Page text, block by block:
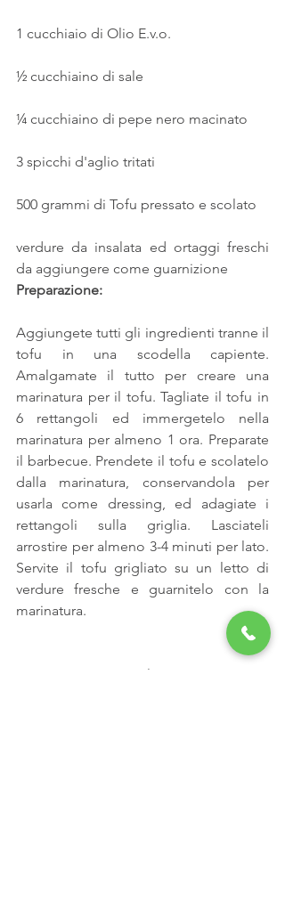
1 cucchiaio di Olio E.v.o.
½ cucchiaino di sale
¼ cucchiaino di pepe nero macinato
3 spicchi d'aglio tritati
500 grammi di Tofu pressato e scolato
verdure da insalata ed ortaggi freschi
da aggiungere come guarnizione
Preparazione:
Aggiungete tutti gli ingredienti tranne il
tofu in una scodella capiente.
Amalgamate il tutto per creare una
marinatura per il tofu. Tagliate il tofu in
6 rettangoli ed immergetelo nella
marinatura per almeno 1 ora. Preparate
il barbecue. Prendete il tofu e scolatelo
dalla marinatura, conservandola per
usarla come dressing, ed adagiate i
rettangoli sulla griglia. Lasciateli
arrostire per almeno 3-4 minuti per lato.
Servite il tofu grigliato su un letto di
verdure fresche e guarnitelo con la
marinatura.
Dott.ssa Monica Spelta